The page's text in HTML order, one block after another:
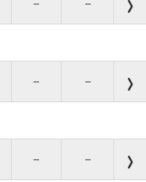
– –
– –
– –